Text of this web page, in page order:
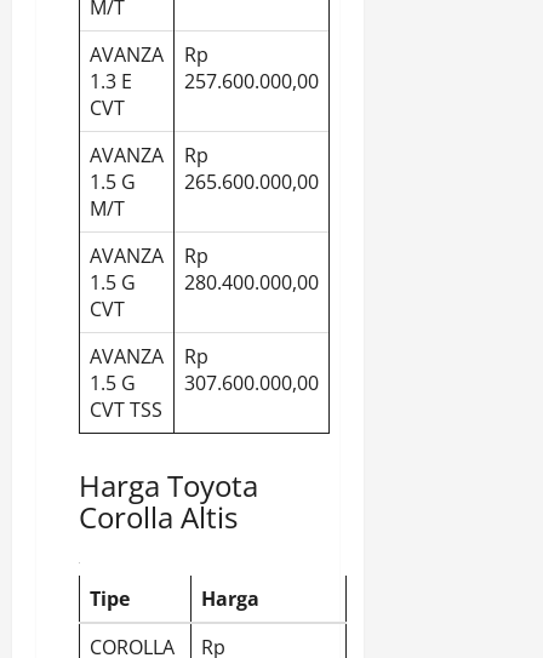
M/T
AVANZA
1.3 E
CVT
Rp
257.600.000,00
AVANZA
1.5 G
M/T
Rp
265.600.000,00
AVANZA
1.5 G
CVT
Rp
280.400.000,00
AVANZA
1.5 G
CVT TSS
Rp
307.600.000,00
Harga Toyota
Corolla Altis
Tipe
Harga
COROLLA
Rp